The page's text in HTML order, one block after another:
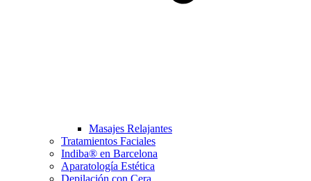
Masajes Relajantes
Tratamientos Faciales
Indiba® en Barcelona
Aparatología Estética
Depilación con Cera